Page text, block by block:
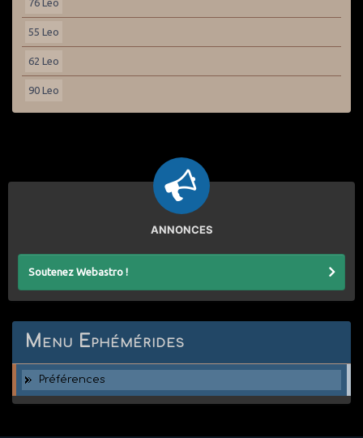
76 Leo
55 Leo
62 Leo
90 Leo
ANNONCES
Soutenez Webastro !
Menu Ephémérides
Préférences